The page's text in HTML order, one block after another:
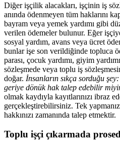
Diğer işçilik alacakları, işçinin iş
anında ödenmeyen tüm haklarını
bayram veya yemek yardımı gibi
verilen ödemeler bulunur. Eğer
sosyal yardım, avans veya ücret
bunlar işe son verildiğinde topluca
parası, çocuk yardımı, giyim
sözleşmede veya toplu iş
doğar. İnsanların sıkça sorduğu
geriye dönük hak talep edebilir
olmak kaydıyla kayıtlarınızı ibraz
gerçekleştirebilirsiniz. Tek
hakkınızı zamanında talep etmektir.
Toplu işçi çıkarmada